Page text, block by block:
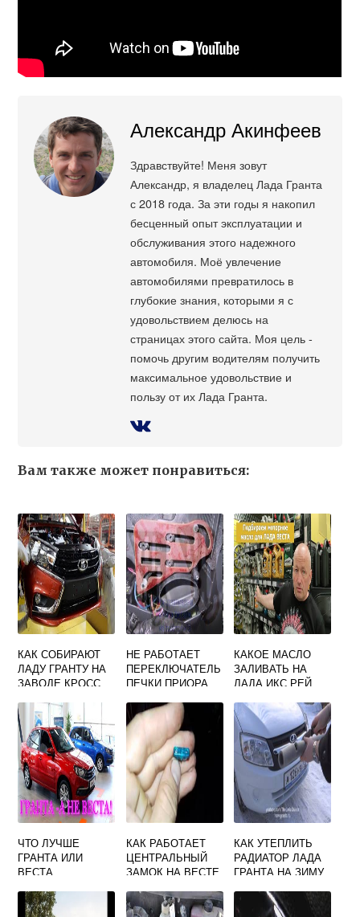
Александр Акинфеев
Здравствуйте! Меня зовут
Александр, я владелец Лада Гранта
с 2018 года. За эти годы я накопил
бесценный опыт эксплуатации и
обслуживания этого надежного
автомобиля. Моё увлечение
автомобилями превратилось в
глубокие знания, которыми я с
удовольствием делюсь на
страницах этого сайта. Моя цель -
помочь другим водителям получить
максимальное удовольствие и
пользу от их Лада Гранта.
Вам также может понравиться:
КАК СОБИРАЮТ
ЛАДУ ГРАНТУ НА
ЗАВОДЕ КРОСС
НЕ РАБОТАЕТ
ПЕРЕКЛЮЧАТЕЛЬ
ПЕЧКИ ПРИОРА
КАКОЕ МАСЛО
ЗАЛИВАТЬ НА
ЛАДА ИКС РЕЙ
ЧТО ЛУЧШЕ
ГРАНТА ИЛИ
ВЕСТА
КАК РАБОТАЕТ
ЦЕНТРАЛЬНЫЙ
ЗАМОК НА ВЕСТЕ
КАК УТЕПЛИТЬ
РАДИАТОР ЛАДА
ГРАНТА НА ЗИМУ